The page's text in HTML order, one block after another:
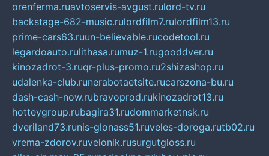
orenferma.ruavtoservis-avgust.rulord-tv.ru
backstage-682-music.rulordfilm7.rulordfilm13.ru
prime-cars63.ruun-believable.rucodetool.ru
legardoauto.rulithasa.rumuz-1.rugooddver.ru
kinozadrot-3.ruqr-plus-promo.ru2shizashop.ru
udalenka-club.runerabotaetsite.rucarszona-bu.ru
dash-cash-now.rubravoprod.rukinozadrot13.ru
hotteygroup.rubagira31.rudommarketnsk.ru
dveriland73.runis-glonass51.ruveles-doroga.rutb02.ru
vrema-zdorov.ruvelonik.rusurgutgloss.ru